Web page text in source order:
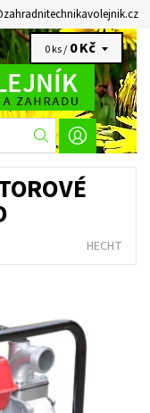
zahradnitechnikavolejnik.cz
0 ks / 0 Kč
HECHT